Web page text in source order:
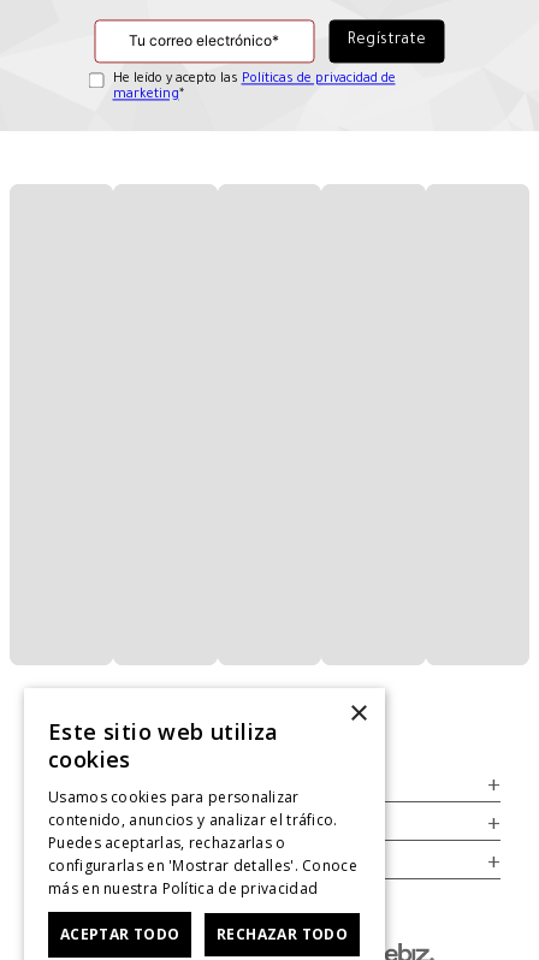
He leído y acepto las Políticas de privacidad de
marketing*
+
Legal +
Cuenta +
×
Este sitio web utiliza
cookies
Usamos cookies para personalizar
contenido, anuncios y analizar el tráfico.
Puedes aceptarlas, rechazarlas o
configurarlas en 'Mostrar detalles'. Conoce
más en nuestra Política de privacidad
ACEPTAR TODO RECHAZAR TODO